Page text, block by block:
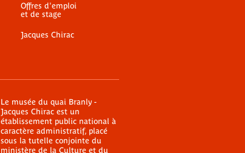
Offres d'emploi
et de stage
Jacques Chirac
Le musée du quai Branly -
Jacques Chirac est un
établissement public national à
caractère administratif, placé
sous la tutelle conjointe du
ministère de la Culture et du